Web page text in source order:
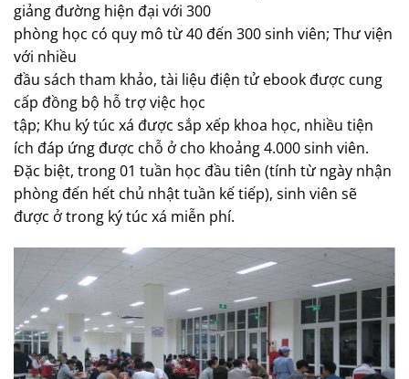
giảng đường hiện đại với 300
phòng học có quy mô từ 40 đến 300 sinh viên; Thư viện
với nhiều
đầu sách tham khảo, tài liệu điện tử ebook được cung
cấp đồng bộ hỗ trợ việc học
tập; Khu ký túc xá được sắp xếp khoa học, nhiều tiện
ích đáp ứng được chỗ ở cho khoảng 4.000 sinh viên.
Đặc biệt, trong 01 tuần học đầu tiên (tính từ ngày nhận
phòng đến hết chủ nhật tuần kế tiếp), sinh viên sẽ
được ở trong ký túc xá miễn phí.